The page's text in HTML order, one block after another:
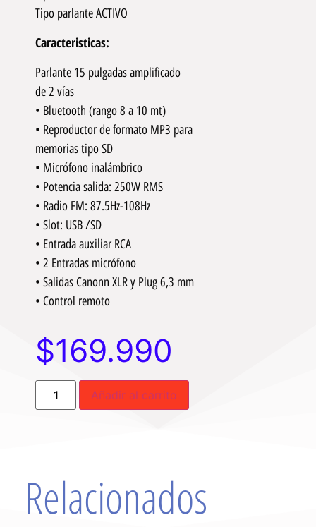
Tipo parlante ACTIVO
Caracteristicas:
Parlante 15 pulgadas amplificado
de 2 vías
• Bluetooth (rango 8 a 10 mt)
• Reproductor de formato MP3 para
memorias tipo SD
• Micrófono inalámbrico
• Potencia salida: 250W RMS
• Radio FM: 87.5Hz-108Hz
• Slot: USB /SD
• Entrada auxiliar RCA
• 2 Entradas micrófono
• Salidas Canonn XLR y Plug 6,3 mm
• Control remoto
$169.990
Añadir al carrito
Relacionados